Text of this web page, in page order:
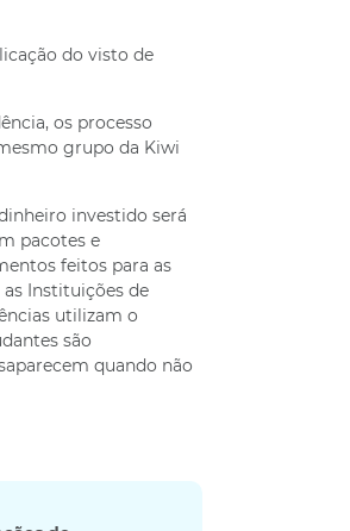
do visto de
os processo
grupo da Kiwi
investido será
pacotes e
feitos para as
Instituições de
utilizam o
são
quando não